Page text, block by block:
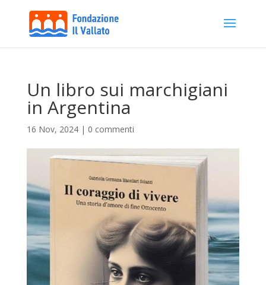
Un libro sui marchigiani
in Argentina
16 Nov, 2024| 0 commenti